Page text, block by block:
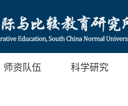
师资队伍 科学研究